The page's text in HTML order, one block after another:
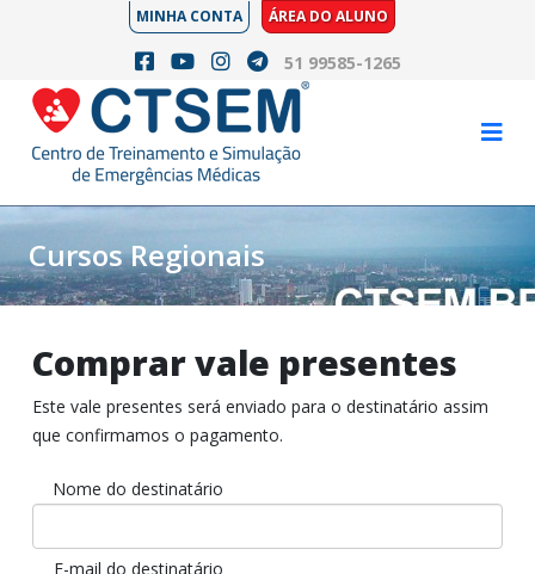
MINHA CONTA ÁREA DO ALUNO
51 99585-1265
Cursos Regionais
Comprar vale presentes
Este vale presentes será enviado para o destinatário assim
que confirmamos o pagamento.
Nome do destinatário
E-mail do destinatário